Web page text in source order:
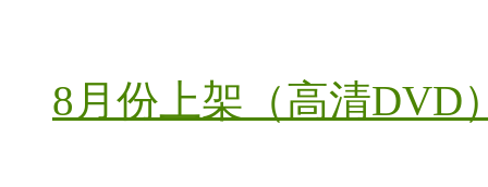
8月份上架（高清DVD